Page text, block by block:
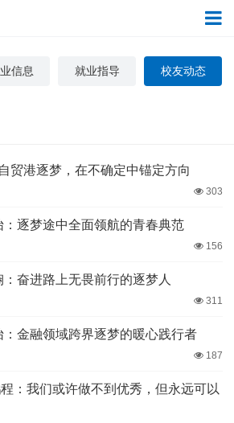
信息 就业指导 校友动态
贸港逐梦，在不确定中锚定方向
303
逐梦途中全面领航的青春典范
156
奋进路上无畏前行的逐梦人
311
金融领域跨界逐梦的暖心践行者
187
：我们或许做不到优秀，但永远可以